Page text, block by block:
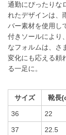
通勤にぴったりな
れたデザインは、
バー素材を使用し
付きソールにより
なフォルムは、さ
変化にも応える頼
る一足に。
サイズ 靴長
36 22
37 22.5